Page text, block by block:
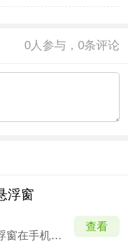
0人参与，0条评论
浮窗
将Live2D模型作为悬浮窗在手机屏幕上展示
查看